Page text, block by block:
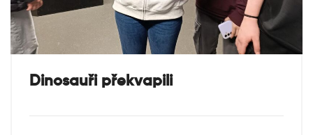
Dinosauři překvapili